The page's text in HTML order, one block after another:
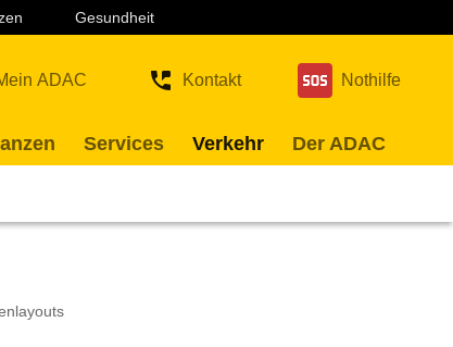
Gesundheit
ADAC Kontakt Nothilfe
Services Verkehr Der ADAC